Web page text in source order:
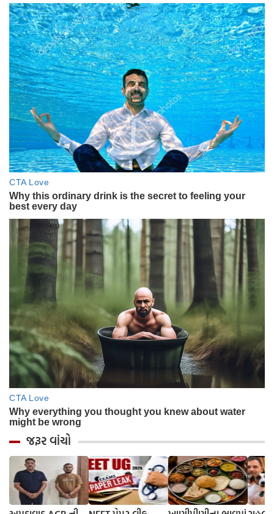
જરૂર વાંચો